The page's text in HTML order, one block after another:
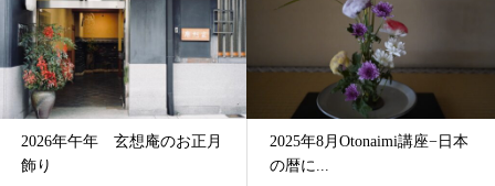
2026年午年 玄想庵のお正月
飾り
2025年8月Otonaimi講座−日本
の暦に...